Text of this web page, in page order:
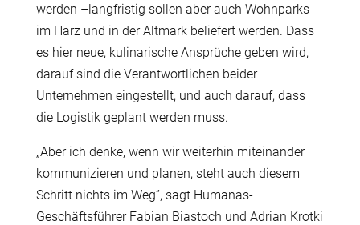
werden –langfristig sollen aber auch Wohnparks
im Harz und in der Altmark beliefert werden. Dass
es hier neue, kulinarische Ansprüche geben wird,
darauf sind die Verantwortlichen beider
Unternehmen eingestellt, und auch darauf, dass
die Logistik geplant werden muss.
„Aber ich denke, wenn wir weiterhin miteinander
kommunizieren und planen, steht auch diesem
Schritt nichts im Weg”, sagt Humanas-
Geschäftsführer Fabian Biastoch und Adrian Krotki